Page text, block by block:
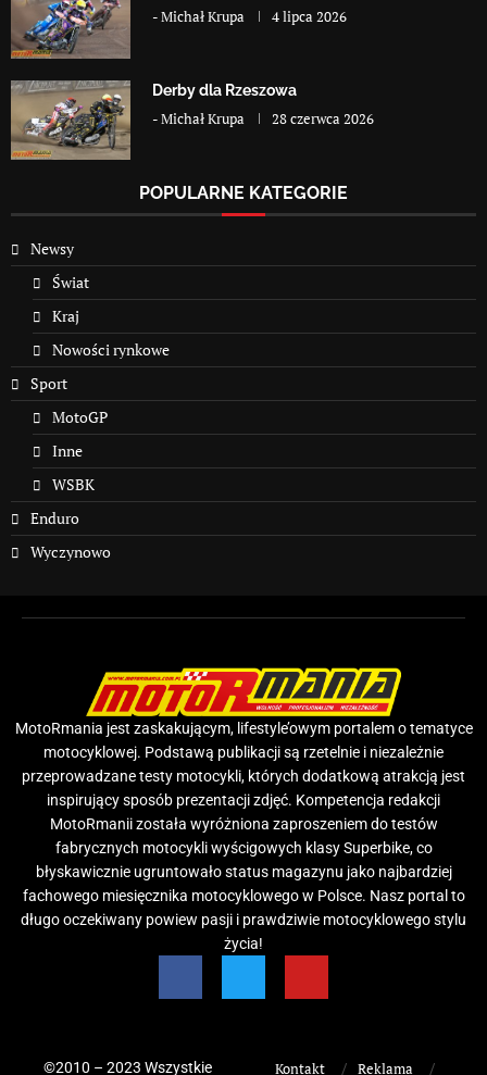
-Michał Krupa 4 lipca 2026
Derby dla Rzeszowa
-Michał Krupa 28 czerwca 2026
POPULARNE KATEGORIE
Newsy
Świat
Kraj
Nowości rynkowe
Sport
MotoGP
Inne
WSBK
Enduro
Wyczynowo
MotoRmania jest zaskakującym, lifestyle’owym portalem o tematyce
motocyklowej. Podstawą publikacji są rzetelnie i niezależnie
przeprowadzane testy motocykli, których dodatkową atrakcją jest
inspirujący sposób prezentacji zdjęć. Kompetencja redakcji
MotoRmanii została wyróżniona zaproszeniem do testów
fabrycznych motocykli wyścigowych klasy Superbike, co
błyskawicznie ugruntowało status magazynu jako najbardziej
fachowego miesięcznika motocyklowego w Polsce. Nasz portal to
długo oczekiwany powiew pasji i prawdziwie motocyklowego stylu
życia!
©2010 – 2023 Wszystkie Kontakt Reklama